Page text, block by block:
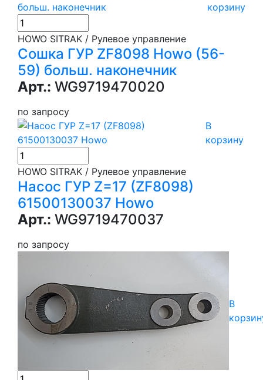
корзину
HOWO SITRAK / Рулевое управление
Сошка ГУР ZF8098 Howo (56-
59) больш. наконечник
Арт.: WG9719470020
по запросу
В
корзину
HOWO SITRAK / Рулевое управление
Насос ГУР Z=17 (ZF8098)
61500130037 Howo
Арт.: WG9719470037
по запросу
В